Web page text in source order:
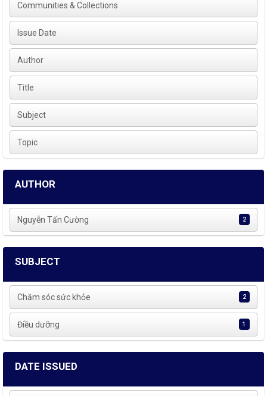
Communities & Collections
Issue Date
Author
Title
Subject
Topic
AUTHOR
Nguyễn Tấn Cường 2
SUBJECT
Chăm sóc sức khỏe 2
Điều dưỡng 1
DATE ISSUED